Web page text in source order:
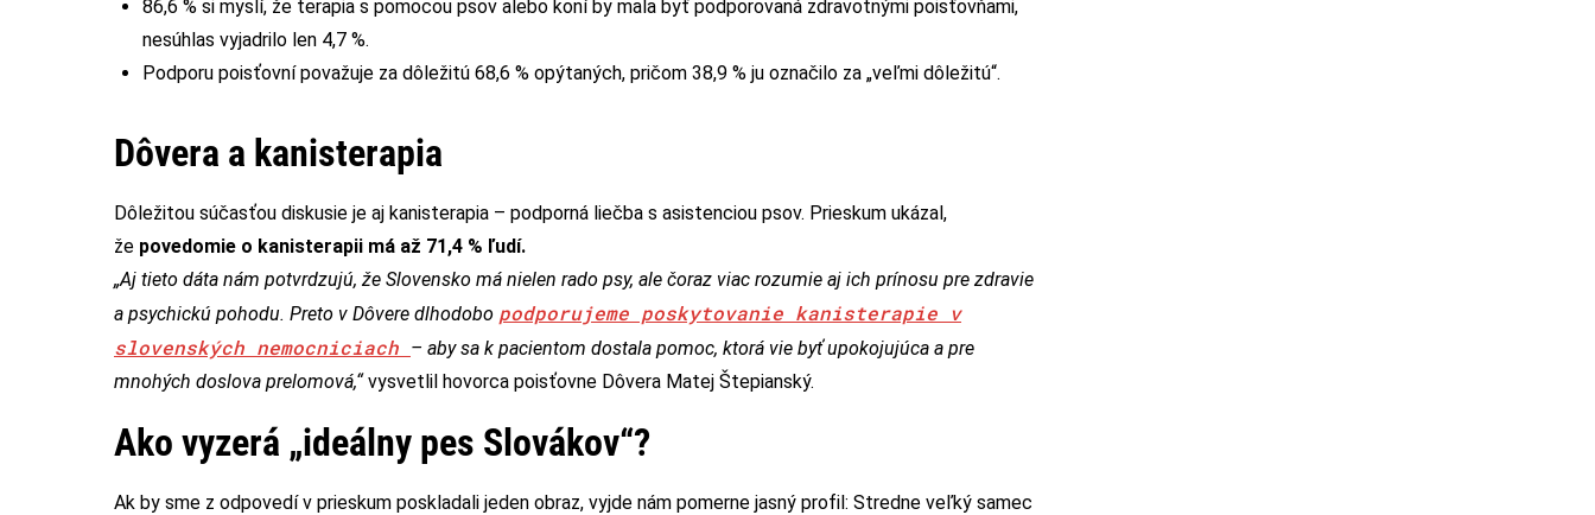
86,6 % si myslí, že terapia s pomocou psov alebo koní by mala byť podporovaná zdravotnými poisťovňami,
nesúhlas vyjadrilo len 4,7 %.
Podporu poisťovní považuje za dôležitú 68,6 % opýtaných, pričom 38,9 % ju označilo za „veľmi dôležitú“.
Dôvera a kanisterapia
Dôležitou súčasťou diskusie je aj kanisterapia – podporná liečba s asistenciou psov. Prieskum ukázal,
že povedomie o kanisterapii má až 71,4 % ľudí.
„Aj tieto dáta nám potvrdzujú, že Slovensko má nielen rado psy, ale čoraz viac rozumie aj ich prínosu pre zdravie
a psychickú pohodu. Preto v Dôvere dlhodobo podporujeme poskytovanie kanisterapie v
slovenských nemocniciach – aby sa k pacientom dostala pomoc, ktorá vie byť upokojujúca a pre
mnohých doslova prelomová,“vysvetlil hovorca poisťovne Dôvera Matej Štepianský.
Ako vyzerá „ideálny pes Slovákov“?
Ak by sme z odpovedí v prieskum poskladali jeden obraz, vyjde nám pomerne jasný profil: Stredne veľký samec